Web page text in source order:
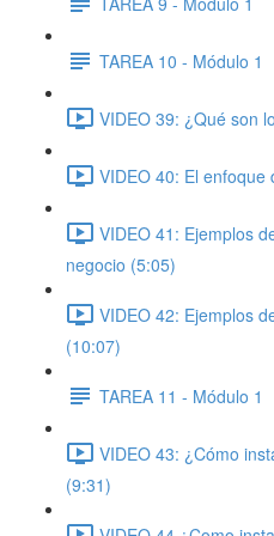
TAREA 10 - Módulo 1
VIDEO 39: ¿Qué son
VIDEO 40: El enfoque
VIDEO 41: Ejemplos
negocio (5:05)
VIDEO 42: Ejemplos
(10:07)
TAREA 11 - Módulo 1
VIDEO 43: ¿Cómo
(9:31)